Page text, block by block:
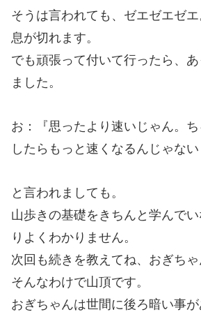
そうは言われても、ゼエゼエゼエ
息が切れます。
でも頑張って付いて行ったら、
ました。
お：『思ったより速いじゃん。
したらもっと速くなるんじゃない
と言われましても。
山歩きの基礎をきちんと学んで
りよくわかりません。
次回も続きを教えてね、おぎちゃ
そんなわけで山頂です。
おぎちゃんは世間に後ろ暗い事